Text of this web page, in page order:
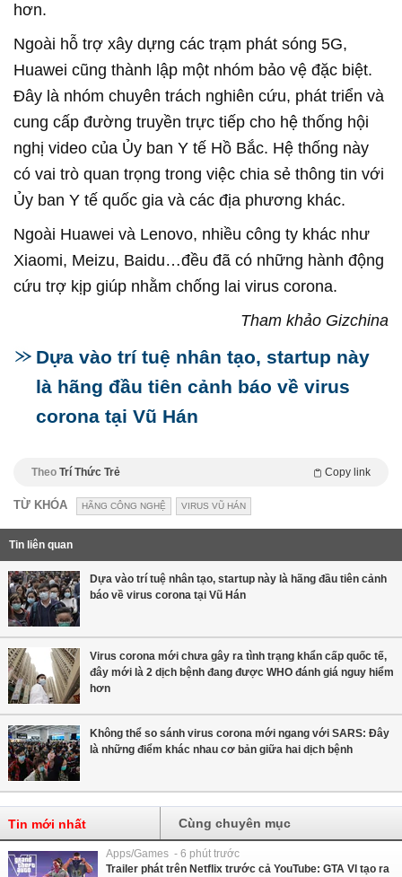
hơn.
Ngoài hỗ trợ xây dựng các trạm phát sóng 5G,
Huawei cũng thành lập một nhóm bảo vệ đặc biệt.
Đây là nhóm chuyên trách nghiên cứu, phát triển và
cung cấp đường truyền trực tiếp cho hệ thống hội
nghị video của Ủy ban Y tế Hồ Bắc. Hệ thống này
có vai trò quan trọng trong việc chia sẻ thông tin với
Ủy ban Y tế quốc gia và các địa phương khác.
Ngoài Huawei và Lenovo, nhiều công ty khác như
Xiaomi, Meizu, Baidu…đều đã có những hành động
cứu trợ kịp giúp nhằm chống lai virus corona.
Tham khảo Gizchina
Dựa vào trí tuệ nhân tạo, startup này
là hãng đầu tiên cảnh báo về virus
corona tại Vũ Hán
Theo Trí Thức Trẻ Copy link
TỪ KHÓA HÃNG CÔNG NGHỆ VIRUS VŨ HÁN
Tin liên quan
Dựa vào trí tuệ nhân tạo, startup này là hãng đầu tiên cảnh
báo về virus corona tại Vũ Hán
Virus corona mới chưa gây ra tình trạng khẩn cấp quốc tế,
đây mới là 2 dịch bệnh đang được WHO đánh giá nguy hiểm
hơn
Không thể so sánh virus corona mới ngang với SARS: Đây
là những điểm khác nhau cơ bản giữa hai dịch bệnh
Tin mới nhất Cùng chuyên mục
Apps/Games - 6 phút trước
Trailer phát trên Netflix trước cả YouTube: GTA VI tạo ra